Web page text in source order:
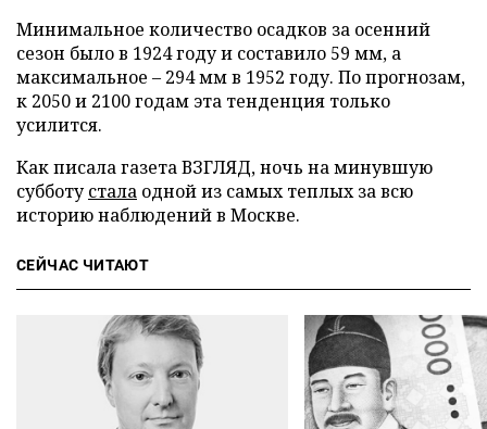
Минимальное количество осадков за осенний
сезон было в 1924 году и составило 59 мм, а
максимальное – 294 мм в 1952 году. По прогнозам,
к 2050 и 2100 годам эта тенденция только
усилится.
Как писала газета ВЗГЛЯД, ночь на минувшую
субботустала одной из самых теплых за всю
историю наблюдений в Москве.
СЕЙЧАС ЧИТАЮТ